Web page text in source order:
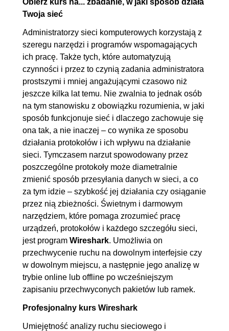
wykorzystanie Wireshark w
GNS3
1.7. Instalacja Toolbox
00:04:12
1.8. Model OSI w Wireshark
1.9. Nawigacja w GUI
1.10. Przechwytywanie ruchu
na komputerze
00:03:12
1.11. Konfiguracja przełącznika
do celów pobierania pakietów
00:07:39
1.12. Filtrowanie danych po
adresie IP
00:08:55
1.13. Filtrowanie danych po
numerze portu
00:08:32
1.14. Konfiguracja szybkich
filtrów
00:02:45
1.15. Określanie sposobu
przechwytywania danych
1.16. Filtrowanie wybranych
danych
1.17. Profile w Wireshark
1.18. Dodawanie kolumny
Twoja sieć
Administratorzy sieci komputerowych korzystają z
szeregu narzędzi i programów wspomagających
ich pracę. Także tych, które automatyzują
czynności i przez to czynią zadania administratora
prostszymi i mniej angażującymi czasowo niż
jeszcze kilka lat temu. Nie zwalnia to jednak osób
na tym stanowisku z obowiązku rozumienia, w jaki
sposób funkcjonuje sieć i dlaczego zachowuje się
ona tak, a nie inaczej – co wynika ze sposobu
działania protokołów i ich wpływu na działanie
sieci. Tymczasem narzut spowodowany przez
poszczególne protokoły może diametralnie
zmienić sposób przesyłania danych w sieci, a co
za tym idzie – szybkość jej działania czy osiąganie
przez nią zbieżności. Świetnym i darmowym
narzędziem, które pomaga zrozumieć pracę
urządzeń, protokołów i każdego szczegółu sieci,
jest program Wireshark. Umożliwia on
przechwycenie ruchu na dowolnym interfejsie czy
w dowolnym miejscu, a następnie jego analizę w
trybie online lub offline po wcześniejszym
zapisaniu przechwyconych pakietów lub ramek.
Profesjonalny kurs Wireshark
Umiejętność analizy ruchu sieciowego i